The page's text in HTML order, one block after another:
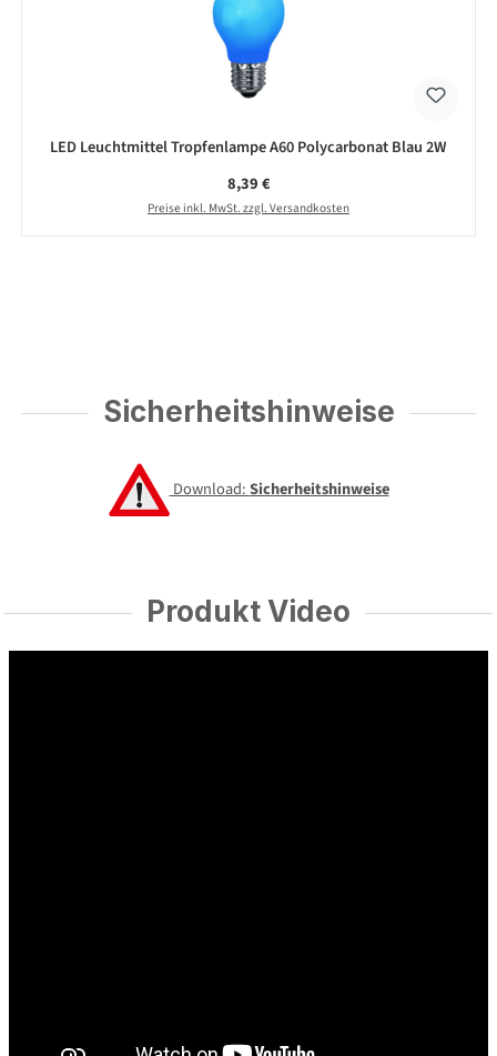
LED Leuchtmittel Tropfenlampe A60 Polycarbonat Blau 2W
Regulärer Preis:
8,39 €
Preise inkl. MwSt. zzgl. Versandkosten
Sicherheitshinweise
Download:Sicherheitshinweise
Produkt Video